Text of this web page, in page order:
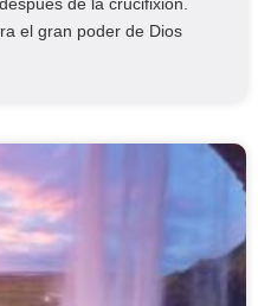
el gran poder de Dios